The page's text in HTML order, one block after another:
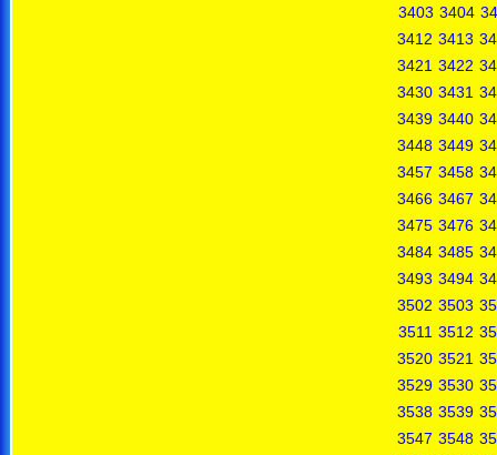
3403 3404
3412 3413
3421 3422
3430 3431
3439 3440
3448 3449
3457 3458
3466 3467
3475 3476
3484 3485
3493 3494
3502 3503
3511 3512
3520 3521
3529 3530
3538 3539
3547 3548